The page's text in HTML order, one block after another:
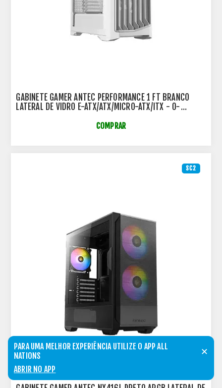
PARA UMA MELHOR EXPERIÊNCIA UTILIZE O APP ALL
NATIONS
✕
ABRIR NO APP
GABINETE GAMER ANTEC PERFORMANCE 1 FT BRANCO
LATERAL DE VIDRO E-ATX/ATX/MICRO-ATX/ITX - 0-
COMPRAR
SC2